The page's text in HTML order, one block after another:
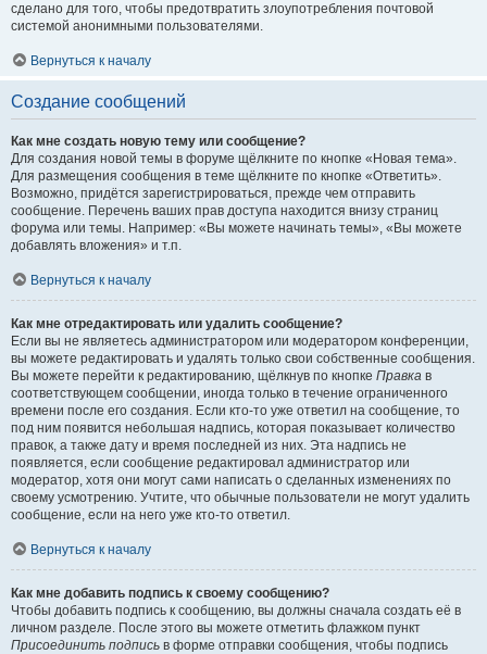
сделано для того, чтобы предотвратить злоупотребления почтовой
системой анонимными пользователями.
Вернуться к началу
Создание сообщений
Как мне создать новую тему или сообщение?
Для создания новой темы в форуме щёлкните по кнопке «Новая тема».
Для размещения сообщения в теме щёлкните по кнопке «Ответить».
Возможно, придётся зарегистрироваться, прежде чем отправить
сообщение. Перечень ваших прав доступа находится внизу страниц
форума или темы. Например: «Вы можете начинать темы», «Вы можете
добавлять вложения» и т.п.
Вернуться к началу
Как мне отредактировать или удалить сообщение?
Если вы не являетесь администратором или модератором конференции,
вы можете редактировать и удалять только свои собственные сообщения.
Вы можете перейти к редактированию, щёлкнув по кнопке Правка в
соответствующем сообщении, иногда только в течение ограниченного
времени после его создания. Если кто-то уже ответил на сообщение, то
под ним появится небольшая надпись, которая показывает количество
правок, а также дату и время последней из них. Эта надпись не
появляется, если сообщение редактировал администратор или
модератор, хотя они могут сами написать о сделанных изменениях по
своему усмотрению. Учтите, что обычные пользователи не могут удалить
сообщение, если на него уже кто-то ответил.
Вернуться к началу
Как мне добавить подпись к своему сообщению?
Чтобы добавить подпись к сообщению, вы должны сначала создать её в
личном разделе. После этого вы можете отметить флажком пункт
Присоединить подпись в форме отправки сообщения, чтобы подпись